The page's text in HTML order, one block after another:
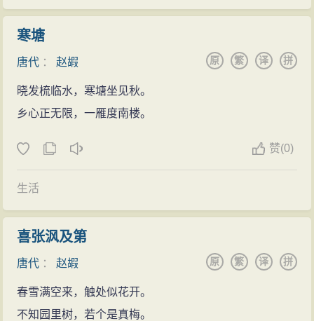
寒塘
唐代 ：赵嘏 拼
译
繁
原
晓发梳临水，寒塘坐见秋。
乡心正无限，一雁度南楼。
赞(0)
生活
喜张沨及第
唐代 ：赵嘏 拼
译
繁
原
春雪满空来，触处似花开。
不知园里树，若个是真梅。